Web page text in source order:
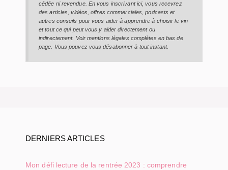
cédée ni revendue. En vous inscrivant ici, vous recevrez
des articles, vidéos, offres commerciales, podcasts et
autres conseils pour vous aider à apprendre à choisir le vin
et tout ce qui peut vous y aider directement ou
indirectement. Voir mentions légales complètes en bas de
page. Vous pouvez vous désabonner à tout instant.
DERNIERS ARTICLES
Mon défi lecture de la rentrée 2023 : comprendre